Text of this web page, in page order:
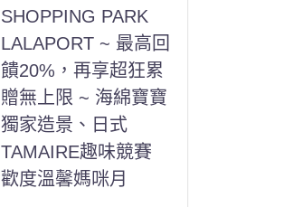
SHOPPING PARK
LALAPORT ~ 最高回
饋20%，再享超狂累
贈無上限 ~ 海綿寶寶
獨家造景、日式
TAMAIRE趣味競賽
歡度溫馨媽咪月